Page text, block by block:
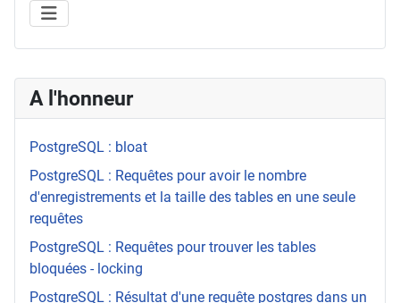
A l'honneur
PostgreSQL : bloat
PostgreSQL : Requêtes pour avoir le nombre
d'enregistrements et la taille des tables en une seule
requêtes
PostgreSQL : Requêtes pour trouver les tables
bloquées - locking
PostgreSQL : Résultat d'une requête postgres dans un